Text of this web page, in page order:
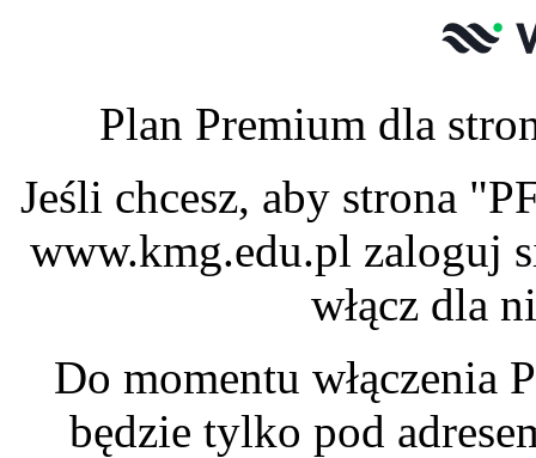
Plan Premium dla
Jeśli chcesz, aby strona
www.kmg.edu.pl zaloguj
włącz dla
Do momentu włączenia
będzie tylko pod